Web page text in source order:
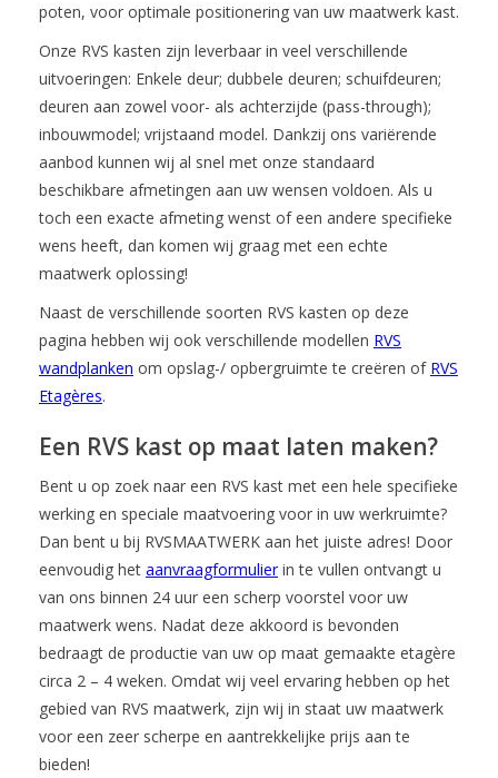
poten, voor optimale positionering van uw maatwerk kast.
Onze RVS kasten zijn leverbaar in veel verschillende
uitvoeringen: Enkele deur; dubbele deuren; schuifdeuren;
deuren aan zowel voor- als achterzijde (pass-through);
inbouwmodel; vrijstaand model. Dankzij ons variërende
aanbod kunnen wij al snel met onze standaard
beschikbare afmetingen aan uw wensen voldoen. Als u
toch een exacte afmeting wenst of een andere specifieke
wens heeft, dan komen wij graag met een echte
maatwerk oplossing!
Naast de verschillende soorten RVS kasten op deze
pagina hebben wij ook verschillende modellen RVS
wandplanken om opslag-/ opbergruimte te creëren of RVS
Etagères.
Een RVS kast op maat laten maken?
Bent u op zoek naar een RVS kast met een hele specifieke
werking en speciale maatvoering voor in uw werkruimte?
Dan bent u bij RVSMAATWERK aan het juiste adres! Door
eenvoudig het aanvraagformulierin te vullen ontvangt u
van ons binnen 24 uur een scherp voorstel voor uw
maatwerk wens. Nadat deze akkoord is bevonden
bedraagt de productie van uw op maat gemaakte etagère
circa 2 – 4 weken. Omdat wij veel ervaring hebben op het
gebied van RVS maatwerk, zijn wij in staat uw maatwerk
voor een zeer scherpe en aantrekkelijke prijs aan te
bieden!